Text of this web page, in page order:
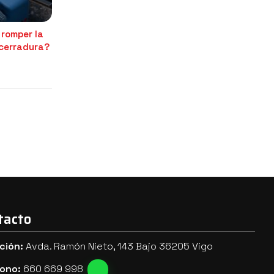
la
Avda. Ramón Nieto, 143 Bajo 36205 Vigo
660 669 998